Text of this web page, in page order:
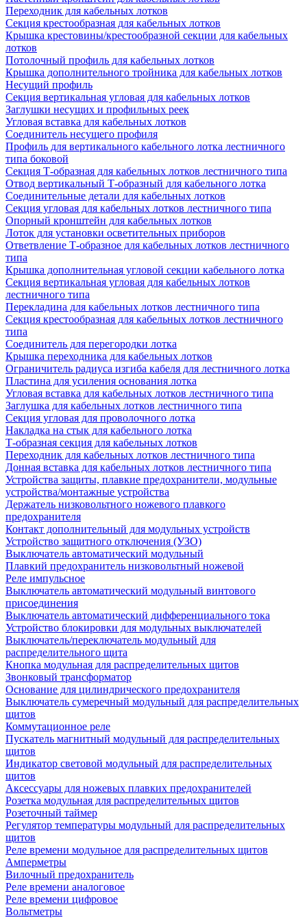
Переходник для кабельных лотков
Секция крестообразная для кабельных лотков
Крышка крестовины/крестообразной секции для кабельных
лотков
Потолочный профиль для кабельных лотков
Крышка дополнительного тройника для кабельных лотков
Несущий профиль
Секция вертикальная угловая для кабельных лотков
Заглушки несущих и профильных реек
Угловая вставка для кабельных лотков
Соединитель несущего профиля
Профиль для вертикального кабельного лотка лестничного
типа боковой
Секция Т-образная для кабельных лотков лестничного типа
Отвод вертикальный Т-образный для кабельного лотка
Соединительные детали для кабельных лотков
Секция угловая для кабельных лотков лестничного типа
Опорный кронштейн для кабельных лотков
Лоток для установки осветительных приборов
Ответвление Т-образное для кабельных лотков лестничного
типа
Крышка дополнительная угловой секции кабельного лотка
Секция вертикальная угловая для кабельных лотков
лестничного типа
Перекладина для кабельных лотков лестничного типа
Секция крестообразная для кабельных лотков лестничного
типа
Соединитель для перегородки лотка
Крышка переходника для кабельных лотков
Ограничитель радиуса изгиба кабеля для лестничного лотка
Пластина для усиления основания лотка
Угловая вставка для кабельных лотков лестничного типа
Заглушка для кабельных лотков лестничного типа
Секция угловая для проволочного лотка
Накладка на стык для кабельного лотка
Т-образная секция для кабельных лотков
Переходник для кабельных лотков лестничного типа
Донная вставка для кабельных лотков лестничного типа
Устройства защиты, плавкие предохранители, модульные
устройства/монтажные устройства
Держатель низковольтного ножевого плавкого
предохранителя
Контакт дополнительный для модульных устройств
Устройство защитного отключения (УЗО)
Выключатель автоматический модульный
Плавкий предохранитель низковольтный ножевой
Реле импульсное
Выключатель автоматический модульный винтового
присоединения
Выключатель автоматический дифференциального тока
Устройство блокировки для модульных выключателей
Выключатель/переключатель модульный для
распределительного щита
Кнопка модульная для распределительных щитов
Звонковый трансформатор
Основание для цилиндрического предохранителя
Выключатель сумеречный модульный для распределительных
щитов
Коммутационное реле
Пускатель магнитный модульный для распределительных
щитов
Индикатор световой модульный для распределительных
щитов
Аксессуары для ножевых плавких предохранителей
Розетка модульная для распределительных щитов
Розеточный таймер
Регулятор температуры модульный для распределительных
щитов
Реле времени модульное для распределительных щитов
Амперметры
Вилочный предохранитель
Реле времени аналоговое
Реле времени цифровое
Вольтметры